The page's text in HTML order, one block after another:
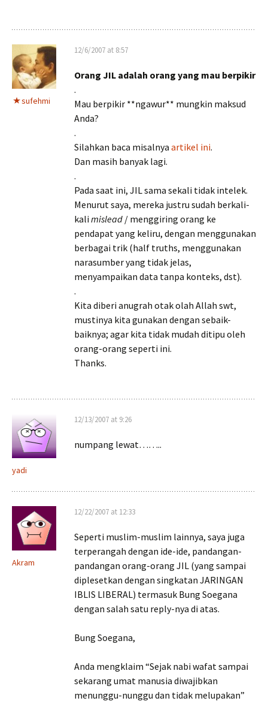
sufehmi
12/6/2007 at 8:57
Orang JIL adalah orang yang mau berpikir
.
Mau berpikir **ngawur** mungkin maksud
Anda?
.
Silahkan baca misalnya artikel ini.
Dan masih banyak lagi.
.
Pada saat ini, JIL sama sekali tidak intelek.
Menurut saya, mereka justru sudah berkali-
kali mislead / menggiring orang ke
pendapat yang keliru, dengan menggunakan
berbagai trik (half truths, menggunakan
narasumber yang tidak jelas,
menyampaikan data tanpa konteks, dst).
.
Kita diberi anugrah otak olah Allah swt,
mustinya kita gunakan dengan sebaik-
baiknya; agar kita tidak mudah ditipu oleh
orang-orang seperti ini.
Thanks.
yadi
12/13/2007 at 9:26
numpang lewat……..
Akram
12/22/2007 at 12:33
Seperti muslim-muslim lainnya, saya juga
terperangah dengan ide-ide, pandangan-
pandangan orang-orang JIL (yang sampai
diplesetkan dengan singkatan JARINGAN
IBLIS LIBERAL) termasuk Bung Soegana
dengan salah satu reply-nya di atas.
Bung Soegana,
Anda mengklaim “Sejak nabi wafat sampai
sekarang umat manusia diwajibkan
menunggu-nunggu dan tidak melupakan”